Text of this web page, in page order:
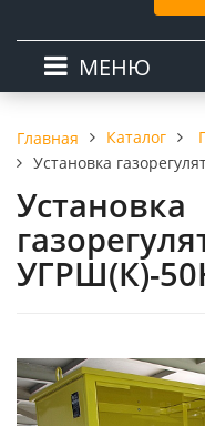
МЕНЮ
Главная Каталог
Установка
Установка
УГРШ(К)-